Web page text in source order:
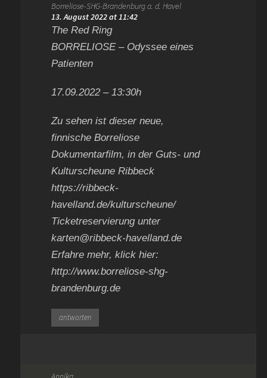
Borreliose-SHG-Brandenburg a. d. Havel
13. August 2022 at 11:42
The Red Ring
BORRELIOSE – Odyssee eines
Patienten
17.09.2022 – 13:30h
Zu sehen ist dieser neue,
finnische Borreliose
Dokumentarfilm, in der Guts- und
Kulturscheune Ribbeck
https://ribbeck-
havelland.de/kulturscheune/
Ticketreservierung unter
karten@ribbeck-havelland.de
Erfahre mehr, klick hier:
http://www.borreliose-shg-
brandenburg.de
antworten